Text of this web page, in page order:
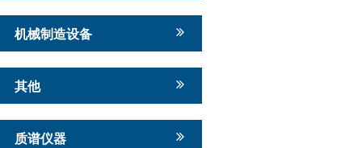
机械制造设备
其他
质谱仪器